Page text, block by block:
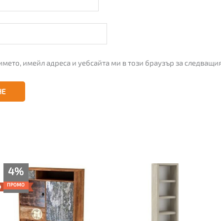
имейл адреса и уебсайта ми в този браузър за
4%
ПРОМО
Original
price
was:
269.00€
(526.12
лв.).
Текущата
цена
е:
259.00€
(506.56
лв.).